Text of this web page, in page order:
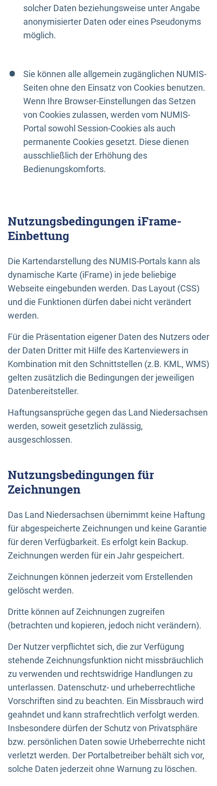
solcher Daten beziehungsweise unter Angabe
anonymisierter Daten oder eines Pseudonyms
möglich.
Sie können alle allgemein zugänglichen NUMIS-
Seiten ohne den Einsatz von Cookies benutzen.
Wenn Ihre Browser-Einstellungen das Setzen
von Cookies zulassen, werden vom NUMIS-
Portal sowohl Session-Cookies als auch
permanente Cookies gesetzt. Diese dienen
ausschließlich der Erhöhung des
Bedienungskomforts.
Nutzungsbedingungen iFrame-
Einbettung
Die Kartendarstellung des NUMIS-Portals kann als
dynamische Karte (iFrame) in jede beliebige
Webseite eingebunden werden. Das Layout (CSS)
und die Funktionen dürfen dabei nicht verändert
werden.
Für die Präsentation eigener Daten des Nutzers oder
der Daten Dritter mit Hilfe des Kartenviewers in
Kombination mit den Schnittstellen (z.B. KML, WMS)
gelten zusätzlich die Bedingungen der jeweiligen
Datenbereitsteller.
Haftungsansprüche gegen das Land Niedersachsen
werden, soweit gesetzlich zulässig,
ausgeschlossen.
Nutzungsbedingungen für
Zeichnungen
Das Land Niedersachsen übernimmt keine Haftung
für abgespeicherte Zeichnungen und keine Garantie
für deren Verfügbarkeit. Es erfolgt kein Backup.
Zeichnungen werden für ein Jahr gespeichert.
Zeichnungen können jederzeit vom Erstellenden
gelöscht werden.
Dritte können auf Zeichnungen zugreifen
(betrachten und kopieren, jedoch nicht verändern).
Der Nutzer verpflichtet sich, die zur Verfügung
stehende Zeichnungsfunktion nicht missbräuchlich
zu verwenden und rechtswidrige Handlungen zu
unterlassen. Datenschutz- und urheberrechtliche
Vorschriften sind zu beachten. Ein Missbrauch wird
geahndet und kann strafrechtlich verfolgt werden.
Insbesondere dürfen der Schutz von Privatsphäre
bzw. persönlichen Daten sowie Urheberrechte nicht
verletzt werden. Der Portalbetreiber behält sich vor,
solche Daten jederzeit ohne Warnung zu löschen.